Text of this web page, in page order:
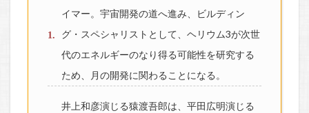
イマー。宇宙開発の道へ進み、ビルディン
グ・スペシャリストとして、ヘリウム3が次世
代のエネルギーのなり得る可能性を研究する
ため、月の開発に関わることになる。
井上和彦演じる猿渡吾郎は、平田広明演じる